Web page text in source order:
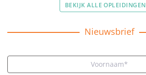
BEKIJK ALLE OPLEIDINGEN
Nieuwsbrief